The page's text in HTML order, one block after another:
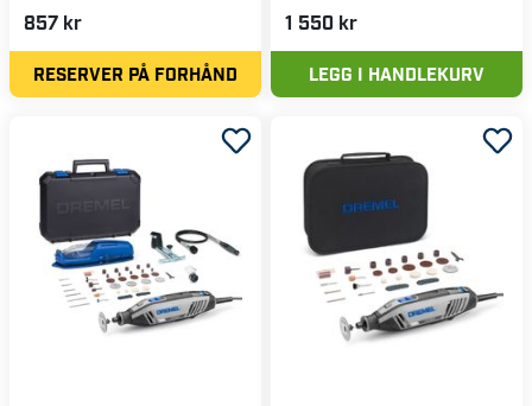
857 kr
RESERVER PÅ FORHÅND
1 550 kr
LEGG I HANDLEKURV